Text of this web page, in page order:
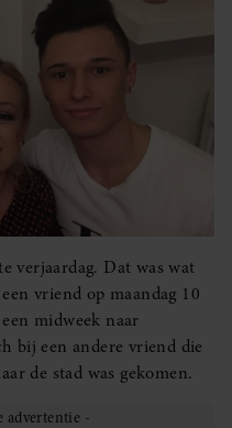
verjaardag. Dat was wat
vriend op maandag 10
midweek naar
bij een andere vriend die
de stad was gekomen.